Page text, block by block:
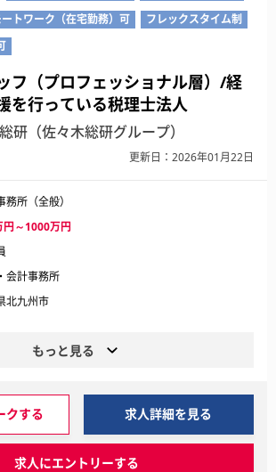
ートワーク（在宅勤務）可
フレックスタイム制
フ（プロフェッショナル層）/経
を行っている税理士法人
研（佐々木総研グループ）
更新日：2026年01月22日
務所（全般）
円～1000万円
会計事務所
北九州市
もっと見る
クする 求人詳細を見る
求人にエントリーする